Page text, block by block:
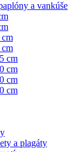
a vankúše
cm
cm
cm
cm
a plagáty